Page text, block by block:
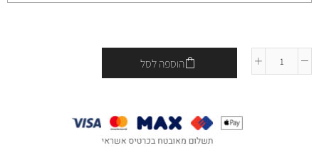
הוספה לסל